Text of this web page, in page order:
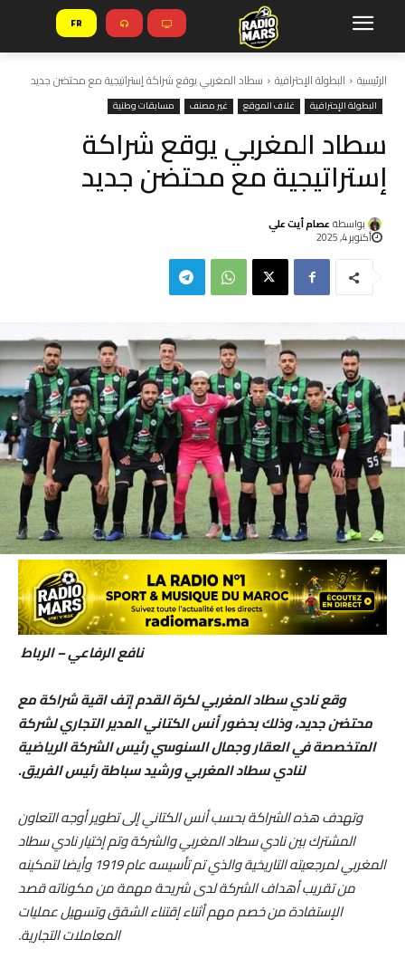
FR
الرئيسية البطولة الإحترافية سطاد المغربي يوقع شراكة إستراتيجية مع محتضن جديد
البطولة الإحترافية غلاف الموقع غير مصنف مسابقات وطنية
سطاد المغربي يوقع شراكة
إستراتيجية مع محتضن جديد
بواسطة عصام أيت علي
أكتوبر 4, 2025
نافع الرفاعي – الرباط
وقع نادي سطاد المغربي لكرة القدم إتف اقية شراكة مع
محتضن جديد، وذلك بحضور أنس الكتاني المدير التجاري لشركة
المتخصصة في العقار وجمال السنوسي رئيس الشركة الرياضية
لنادي سطاد المغربي ورشيد سباطة رئيس الفريق.
وتهدف هذه الشراكة بحسب أنس الكتاني إلى تطوير أوجه التعاون
المشترك بين نادي سطاد المغربي والشركة وتم إختيار نادي سطاد
المغربي لمرجعيته التاريخية والذي تم تأسيسه عام 1919 وأيضا لتمكينه
من تقريب أهداف الشركة لدى شريحة مهمة من مكوناته قصد
الإستفادة من خصم مهم أثناء إقتناء الشقق وتسهيل عمليات
المعاملات التجارية.